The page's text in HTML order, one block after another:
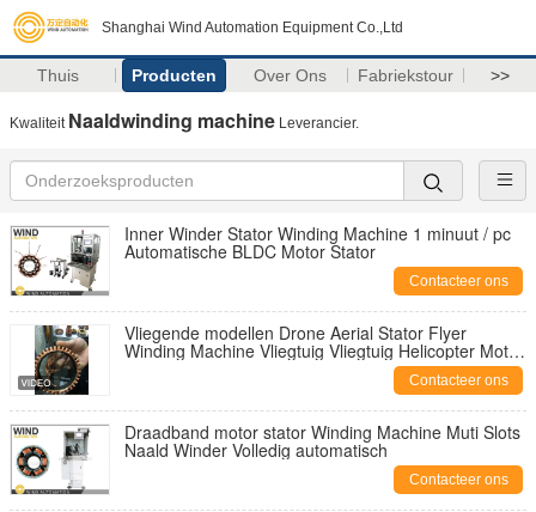
Shanghai Wind Automation Equipment Co.,Ltd
Thuis Producten Over Ons Fabriekstour >>
Kwaliteit Naaldwinding machine Leverancier.
Inner Winder Stator Winding Machine 1 minuut / pc
Automatische BLDC Motor Stator
Contacteer ons
Vliegende modellen Drone Aerial Stator Flyer
Winding Machine Vliegtuig Vliegtuig Helicopter Motor
Contacteer ons
Draadband motor stator Winding Machine Muti Slots
Naald Winder Volledig automatisch
Contacteer ons